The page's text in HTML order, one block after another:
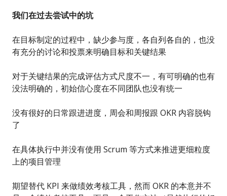
我们在过去尝试中的坑
在目标制定的过程中，缺少参与度，各自列各自的，也没
有充分的讨论和投票来明确目标和关键结果
对于关键结果的完成评估方式尺度不一，有可明确的也有
没法明确的，初始信心度在不同团队也没有统一
没有很好的日常跟进进度，周会和周报跟 OKR 内容脱钩
了
在具体执行中并没有使用 Scrum 等方式来推进更细粒度
上的项目管理
期望替代 KPI 来做绩效考核工具，然而 OKR 的本意并不